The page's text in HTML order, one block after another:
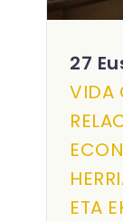
27
VIDA
ETA